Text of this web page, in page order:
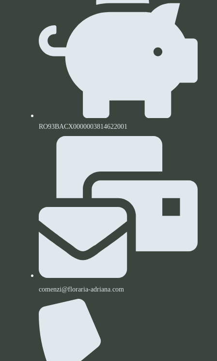
RO93BACX0000003814622001
comenzi@floraria-adriana.com